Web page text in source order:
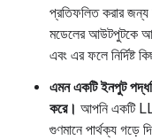
প্রতিফলিত করার জন্য
মডেলের আউটপুটকে
এবং এর ফলে নির্দিষ্ট
এমন একটি ইনপুট
করে। আপনি একটি
গুণমানে পার্থক্য গড়ে